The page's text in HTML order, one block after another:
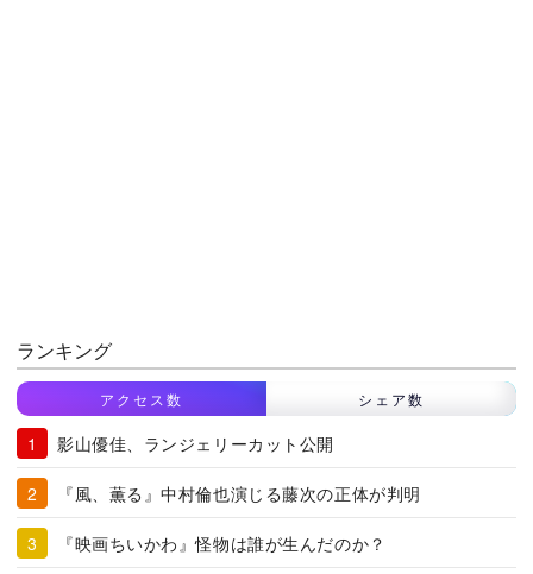
ランキング
アクセス数 シェア数
影山優佳、ランジェリーカット公開
『風、薫る』中村倫也演じる藤次の正体が判明
『映画ちいかわ』怪物は誰が生んだのか？